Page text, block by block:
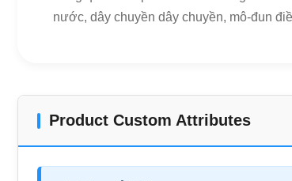
nước, dây chuyền dây chuyền, mô-đun
Product Custom Attributes